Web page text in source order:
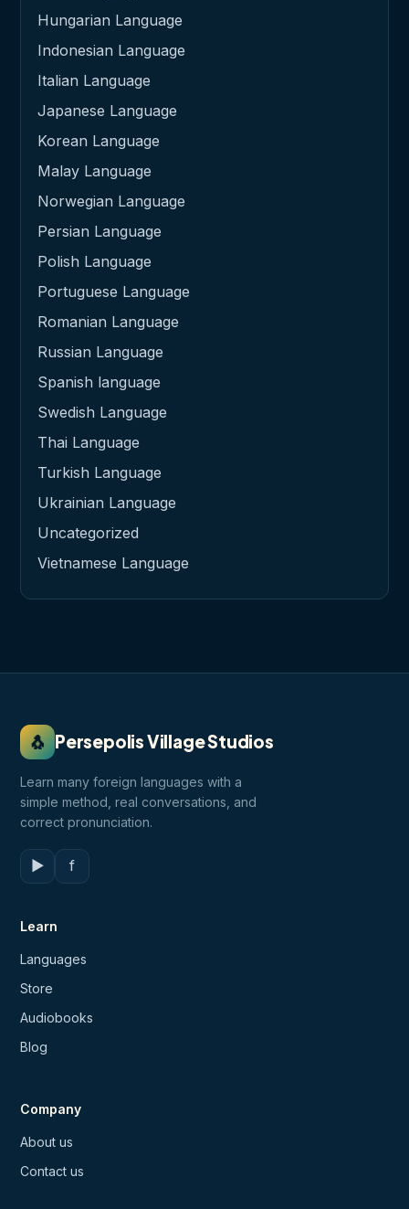
Hungarian Language
Indonesian Language
Italian Language
Japanese Language
Korean Language
Malay Language
Norwegian Language
Persian Language
Polish Language
Portuguese Language
Romanian Language
Russian Language
Spanish language
Swedish Language
Thai Language
Turkish Language
Ukrainian Language
Uncategorized
Vietnamese Language
🐧 Persepolis Village Studios
Learn many foreign languages with a
simple method, real conversations, and
correct pronunciation.
▶ f
Learn
Languages
Store
Audiobooks
Blog
Company
About us
Contact us